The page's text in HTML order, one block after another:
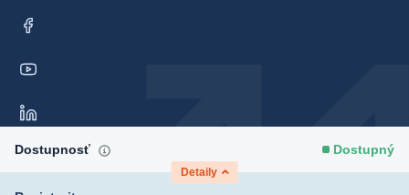
Dostupnosť Dostupný
Detaily